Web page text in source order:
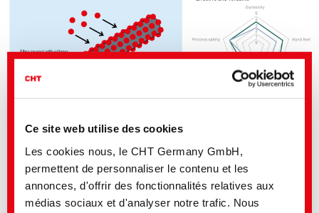
Ce site web utilise des cookies
Les cookies nous, le CHT Germany GmbH,
permettent de personnaliser le contenu et les
annonces, d'offrir des fonctionnalités relatives aux
médias sociaux et d'analyser notre trafic. Nous
Adaptation optimale à la demande individuelle
Universellement approprié pour tous les tissus et matériaux textiles.
Composition ajustée avec précision pour un contrôle individuel de la
Mesuré simplement au toucher.